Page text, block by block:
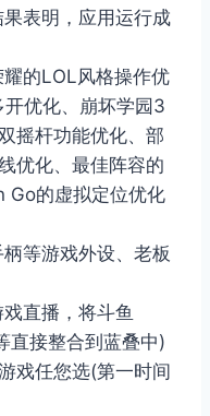
表明，应用运行成
的LOL风格操作优
优化、崩坏学园3
摇杆功能优化、部
优化、最佳阵容的
Go的虚拟定位优化
等游戏外设、老板
直播，将斗鱼
直接整合到蓝叠中)
戏任您选(第一时间